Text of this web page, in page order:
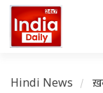
Hindi News